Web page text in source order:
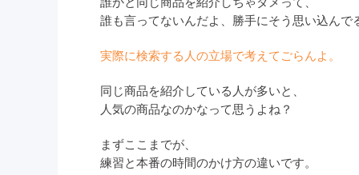
誰も言ってないんだよ、勝手にそう思い込んで
実際に検索する人の立場で考えてごらんよ。
同じ商品を紹介している人が多いと、
人気の商品なのかなって思うよね？
まずここまでが、
練習と本番の時間のかけ方の違いです。